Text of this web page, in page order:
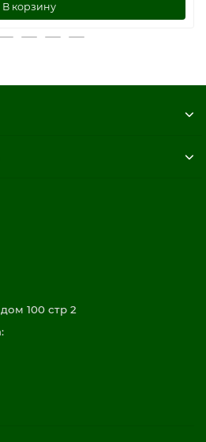
В корзину
100 стр 2